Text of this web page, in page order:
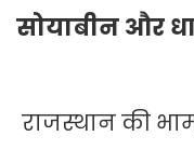
सोयाबीन और
राजस्थान की